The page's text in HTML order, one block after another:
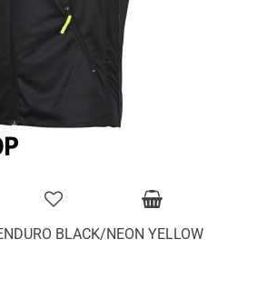
BLACK/NEON YELLOW